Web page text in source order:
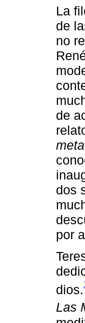
La
de
no
de
dos
por
dios.
Las